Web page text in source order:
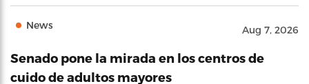
News Aug 7, 2026
Senado pone la mirada en los centros de
cuido de adultos mayores